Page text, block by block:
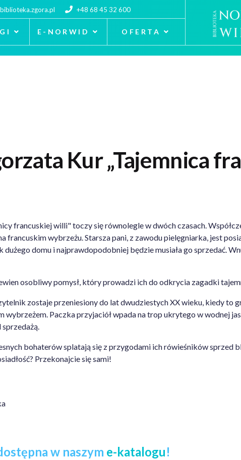
+48 68 45 32 600
E-NORWID OFERTA
Kur „Tajemnica
francuskiej willi" toczy się równolegle w dwóch czasach.
francuskim wybrzeżu. Starsza pani, z zawodu pielęgniarka, jest
dużego domu i najprawdopodobniej będzie musiała go sprzedać.
osobliwy pomysł, który prowadzi ich do odkrycia zagadki
zostaje przeniesiony do lat dwudziestych XX wieku, kiedy to
wybrzeżem. Paczka przyjaciół wpada na trop ukrytego w wodnej
bohaterów splatają się z przygodami ich rówieśników
Przekonajcie się sami!
w naszym e-katalogu!